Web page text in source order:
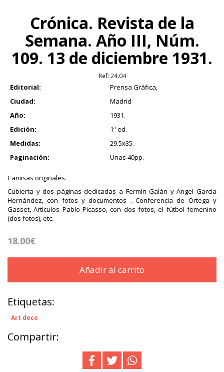
Crónica. Revista de la
Semana. Año III, Núm.
109. 13 de diciembre 1931.
Ref: 24.04
Editorial:
Prensa Gráfica,
Ciudad:
Madrid
Año:
1931.
Edición:
1ª ed.
Medidas:
29.5x35.
Paginación:
Unas 40pp.
Camisas originales.
Cubierta y dos páginas dedicadas a Fermín Galán y Angel García
Hernández, con fotos y documentos . Conferencia de Ortega y
Gasset, Artículos Pablo Picasso, con dos fotos, el fútbol femenino
(dos fotos), etc.
18.00€
Añadir al carrito
Etiquetas:
Art deco
Compartir: